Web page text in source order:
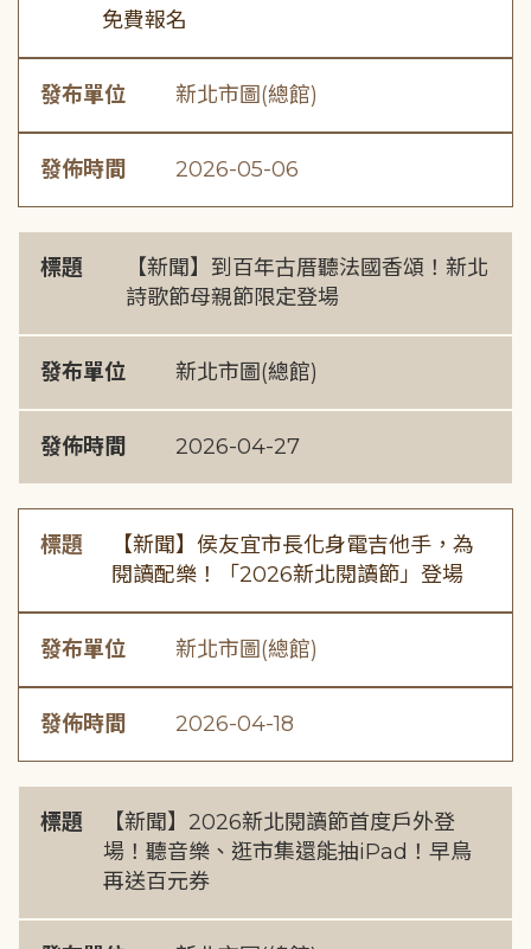
免費報名
發布單位 新北市圖(總館)
發佈時間 2026-05-06
標題
【新聞】到百年古厝聽法國香頌！新北
詩歌節母親節限定登場
發布單位 新北市圖(總館)
發佈時間 2026-04-27
標題
【新聞】侯友宜市長化身電吉他手，為
閱讀配樂！「2026新北閱讀節」登場
發布單位 新北市圖(總館)
發佈時間 2026-04-18
標題
【新聞】2026新北閱讀節首度戶外登
場！聽音樂、逛市集還能抽iPad！早鳥
再送百元券